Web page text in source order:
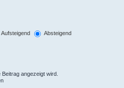
Aufsteigend
Absteigend
angezeigt wird.